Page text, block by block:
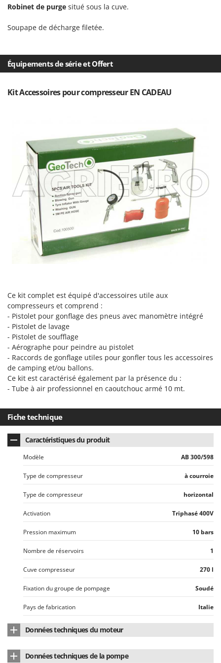
Resto Italia
Ripartrak
River Systems
Rossofuoco
Ryobi
S.T.P.
Santos
Sbaraglia
Schnitzer
Seven Italy
Shark
Silky
Skil
Smartwood
Smeg
Snapper
Solidur
Spice Electronics
Spiralmac
Spyro
Stanley
Stiga
Stocker
Sunseeker
Tecla
TecnoGen
Tellarini Pompe
Telwin
Tenco
Tineco
Titania
Tornado
Tre Spade
Trev - Abrek - TecnoVIR
Trotec
Robinet de purge situé sous la cuve.
Soupape de décharge filetée.
Équipements de série et Offert
Kit Accessoires pour compresseur EN CADEAU
Ce kit complet est équipé d'accessoires utile aux
compresseurs et comprend :
- Pistolet pour gonflage des pneus avec manomètre intégré
- Pistolet de lavage
- Pistolet de soufflage
- Aérographe pour peindre au pistolet
- Raccords de gonflage utiles pour gonfler tous les accessoires
de camping et/ou ballons.
Ce kit est caractérisé également par la présence du :
- Tube à air professionnel en caoutchouc armé 10 mt.
Fiche technique
Caractéristiques du produit
Modèle AB 300/598
Type de compresseur à courroie
Type de compresseur horizontal
Activation Triphasé 400V
Pression maximum 10 bars
Nombre de réservoirs 1
Cuve compresseur 270 l
Fixation du groupe de pompage Soudé
Pays de fabrication Italie
Données techniques du moteur
Données techniques de la pompe